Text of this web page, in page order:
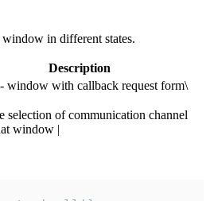
in different states.
Description
- window with callback request form\
selection of communication channel
window |